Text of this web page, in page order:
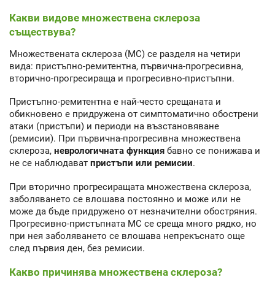
Какви видове множествена склероза
съществува?
Множествената склероза (МС) се разделя на четири
вида: пристъпно-ремитентна, първична-прогресивна,
вторично-прогресираща и прогресивно-пристъпни.
Пристъпно-ремитентна е най-често срещаната и
обикновено е придружена от симптоматично обострени
атаки (пристъпи) и периоди на възстановяване
(ремисии). При първична-прогресивна множествена
склероза, неврологичната функция бавно се понижава и
не се наблюдават пристъпи или ремисии.
При вторично прогресиращата множествена склероза,
заболяването се влошава постоянно и може или не
може да бъде придружено от незначителни обостряния.
Прогресивно-пристъпната МС се среща много рядко, но
при нея заболяването се влошава непрекъснато още
след първия ден, без ремисии.
Какво причинява множествена склероза?